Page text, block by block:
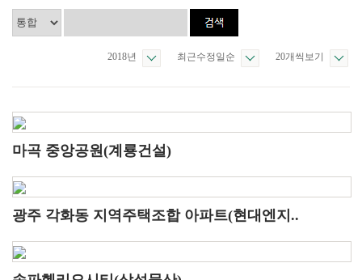
20개씩보기
최근수정일순
2018년
마곡 중앙공원(계룡건설)
광주 각화동 지역주택조합 아파트(현대엔지..